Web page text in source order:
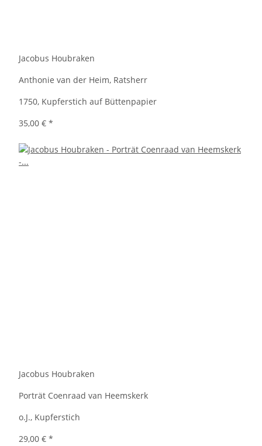
Jacobus Houbraken
Anthonie van der Heim, Ratsherr
1750, Kupferstich auf Büttenpapier
35,00 € *
Jacobus Houbraken
Porträt Coenraad van Heemskerk
o.J., Kupferstich
29,00 € *